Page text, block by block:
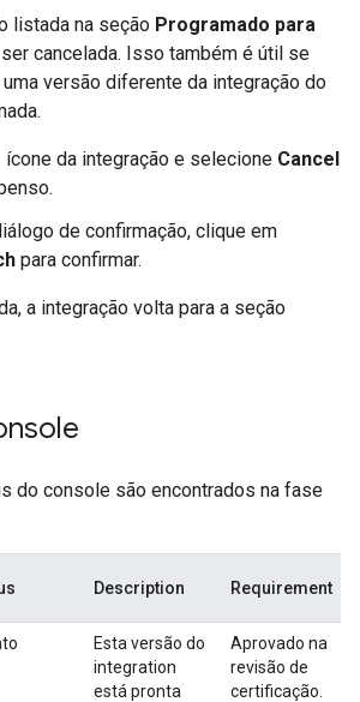
listada na seção Programado para
cancelada. Isso também é útil se
versão diferente da integração do
ícone da integração e selecione Cancel
de confirmação, clique em
para confirmar.
a integração volta para a seção
do console são encontrados na fase
Description Requirement
Esta versão do
integration
está pronta
Aprovado na
revisão de
certificação.